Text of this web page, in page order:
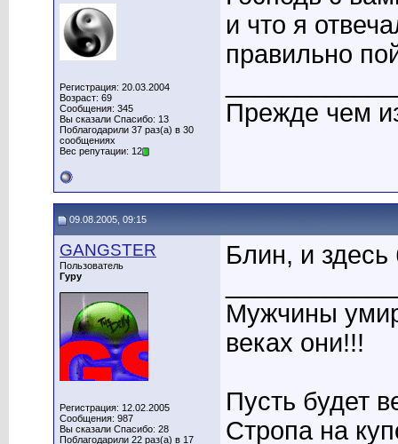
Регистрация: 20.03.2004
Возраст: 69
Сообщения: 345
Вы сказали Спасибо: 13
Поблагодарили 37 раз(а) в 30
сообщениях
Вес репутации: 12
и что я
правильно
Прежде чем
09.08.2005, 09:15
GANGSTER
Пользователь
Гуру
Регистрация: 12.02.2005
Сообщения: 987
Вы сказали Спасибо: 28
Поблагодарили 22 раз(а) в 17
Блин, и
Мужчины
веках они!!!
Пусть будет
Стропа на